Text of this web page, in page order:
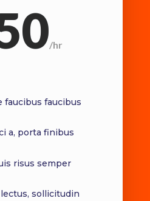
/hr
faucibus faucibus
a, porta finibus
risus semper
sollicitudin